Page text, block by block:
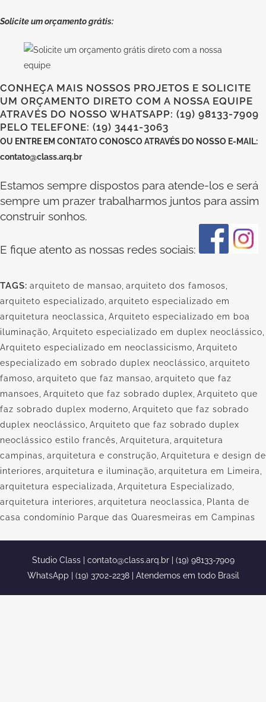
Solicite um orçamento grátis:
CONHEÇA MAIS NOSSOS PROJETOS E SOLICITE
UM ORÇAMENTO DIRETO COM A NOSSA EQUIPE
ATRAVÉS DO NOSSO WHATSAPP: (19) 98133-7909
PELO TELEFONE: (19) 3441-3063
OU ENTRE EM CONTATO CONOSCOATRAVÉS DO NOSSO E-MAIL:
contato@class.arq.br
Estamos sempre dispostos para atende-los e será
sempre um prazer trabalharmos juntos para assim
construir sonhos.
E fique atento as nossas redes sociais:
TAGS: arquiteto de mansao arquiteto dos famosos
arquiteto especializado arquiteto especializado em
arquitetura neoclassica Arquiteto especializado em boa
iluminação Arquiteto especializado em duplex neoclássico
Arquiteto especializado em neoclassicismo Arquiteto
especializado em sobrado duplex neoclássico arquiteto
famoso arquiteto que faz mansao arquiteto que faz
mansoes Arquiteto que faz sobrado duplex Arquiteto que
faz sobrado duplex moderno Arquiteto que faz sobrado
duplex neoclássico Arquiteto que faz sobrado duplex
neoclássico estilo francês Arquitetura arquitetura
campinas arquitetura e construção Arquitetura e design de
interiores arquitetura e iluminação arquitetura em Limeira
arquitetura especializada Arquitetura Especializado
arquitetura interiores arquitetura neoclassica
Planta de
casa condomínio Parque das Quaresmeiras em Campinas
Studio Class | contato@class.arq.br| (19) 98133-7909
WhatsApp | (19) 3702-2238 | Atendemos em todo Brasil